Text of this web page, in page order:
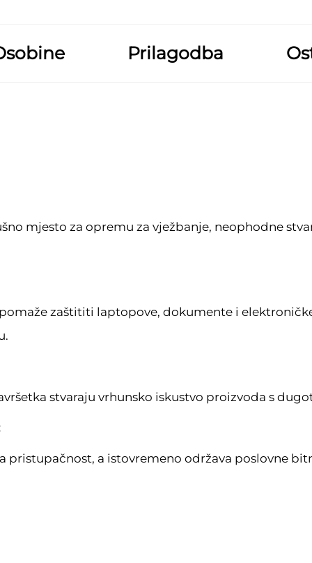
Prilagodba
mjesto za opremu za vježbanje, neophodne
zaštititi laptopove, dokumente i
stvaraju vrhunsko iskustvo proizvoda s
pristupačnost, a istovremeno održava poslovne